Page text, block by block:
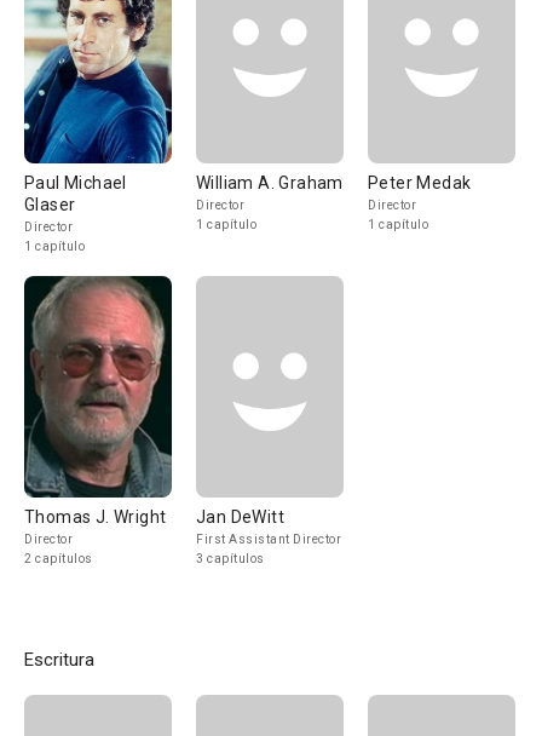
Paul Michael
Glaser
Director
1 capítulo
William A. Graham
Director
1 capítulo
Peter Medak
Director
1 capítulo
Thomas J. Wright
Director
2 capítulos
Jan DeWitt
First Assistant Director
3 capítulos
Escritura